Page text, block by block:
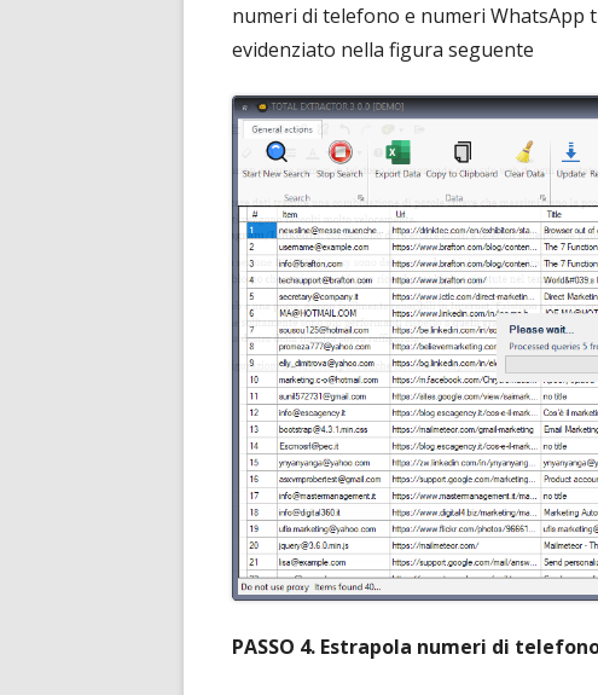
numeri di telefono e numeri WhatsApp
evidenziato nella figura seguente
PASSO 4. Estrapola numeri di